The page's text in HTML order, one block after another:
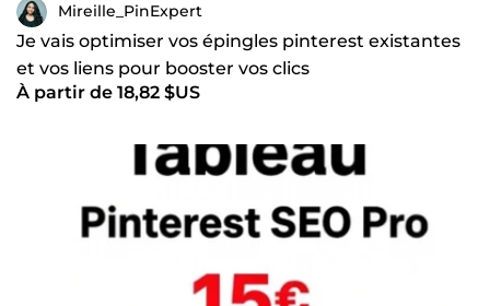
Mireille_PinExpert
Je vais optimiser vos épingles pinterest existantes
et vos liens pour booster vos clics
À partir de 18,82 $US